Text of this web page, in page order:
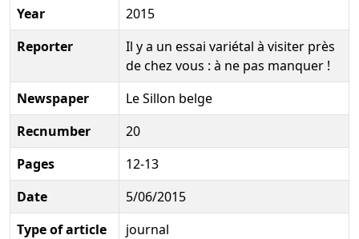
Year
2015
Reporter
Il y a un essai variétal à visiter près
de chez vous : à ne pas manquer !
Newspaper
Le Sillon belge
Recnumber
20
Pages
12-13
Date
5/06/2015
Type of article
journal